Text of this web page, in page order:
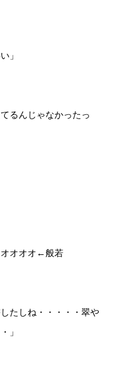
」
るんじゃなかったっ
オオオオ←般若
たしね・・・・・翠や
」